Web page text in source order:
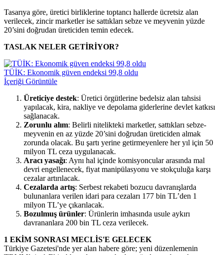
Tasarıya göre, üretici birliklerine toptancı hallerde ücretsiz alan
verilecek, zincir marketler ise sattıkları sebze ve meyvenin yüzde
20’sini doğrudan üreticiden temin edecek.
TASLAK NELER GETİRİYOR?
TÜİK: Ekonomik güven endeksi 99,8 oldu
İçeriği Görüntüle
Üreticiye destek: Üretici örgütlerine bedelsiz alan tahsisi
yapılacak, kira, nakliye ve depolama giderlerine devlet katkısı
sağlanacak.
Zorunlu alım: Belirli nitelikteki marketler, sattıkları sebze-
meyvenin en az yüzde 20’sini doğrudan üreticiden almak
zorunda olacak. Bu şartı yerine getirmeyenlere her yıl için 50
milyon TL ceza uygulanacak.
Aracı yasağı: Aynı hal içinde komisyoncular arasında mal
devri engellenecek, fiyat manipülasyonu ve stokçuluğa karşı
cezalar artırılacak.
Cezalarda artış: Serbest rekabeti bozucu davranışlarda
bulunanlara verilen idari para cezaları 177 bin TL’den 1
milyon TL’ye çıkarılacak.
Bozulmuş ürünler: Ürünlerin imhasında usule aykırı
davrananlara 200 bin TL ceza verilecek.
1 EKİM SONRASI MECLİS'E GELECEK
Türkiye Gazetesi'nde yer alan habere göre; yeni düzenlemenin